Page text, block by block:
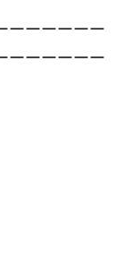
ーーーーーー
ーーーーーー